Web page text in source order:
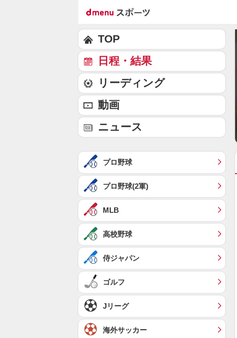
TOP
日程・結果
リーディング
動画
ニュース
プロ野球
プロ野球(2軍)
MLB
高校野球
侍ジャパン
ゴルフ
Jリーグ
海外サッカー